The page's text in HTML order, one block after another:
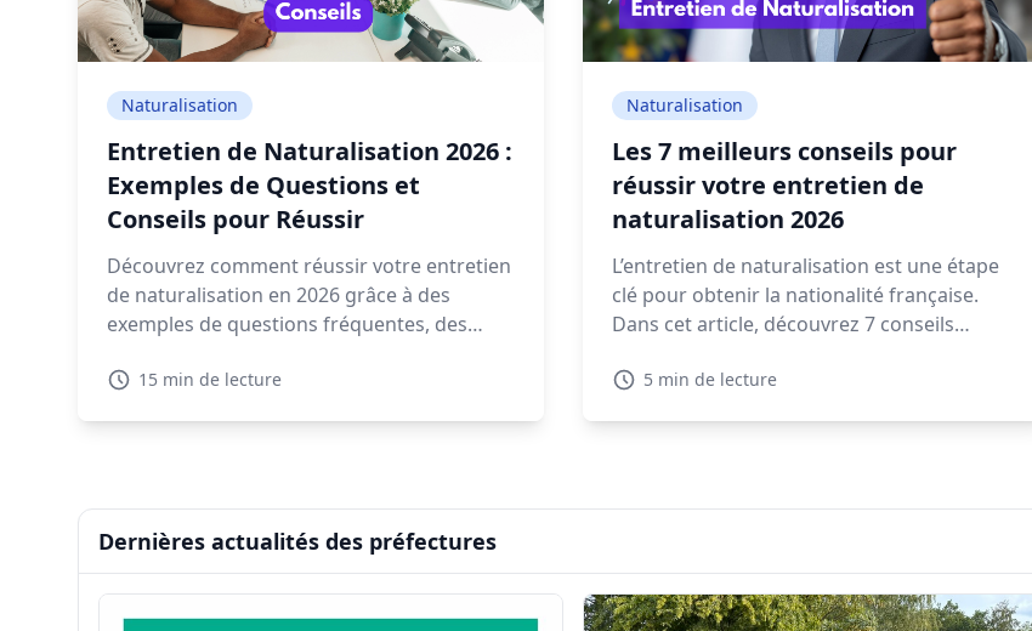
Naturalisation
Entretien de Naturalisation 2026 :
Exemples de Questions et
Conseils pour Réussir
Découvrez comment réussir votre entretien
de naturalisation en 2026 grâce à des
exemples de questions fréquentes, des
interactives.
15 min de lecture
Naturalisation
Les 7 meilleurs conseils pour
réussir votre entretien de
naturalisation 2026
L’entretien de naturalisation est une étape
clé pour obtenir la nationalité française.
Dans cet article, découvrez 7 conseils
en préfecture et répondre sereinement aux
5 min de lecture
Dernières actualités des préfectures